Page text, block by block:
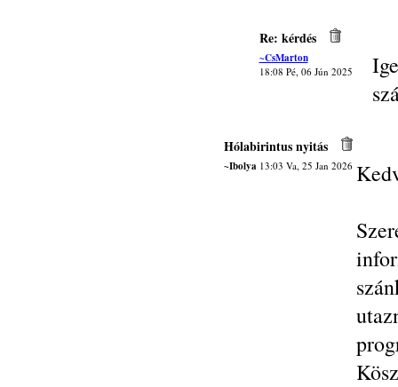
Re: kérdés
~CsMarton
18:08 Pé, 06 Jún 2025
Hólabirintus nyitás
~Ibolya13:03 Va, 25 Jan 2026